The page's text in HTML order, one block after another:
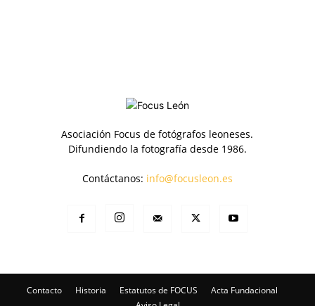
Asociación Focus de fotógrafos leoneses.
Difundiendo la fotografía desde 1986.
Contáctanos: info@focusleon.es
Contacto Historia Estatutos de FOCUS
Acta Fundacional